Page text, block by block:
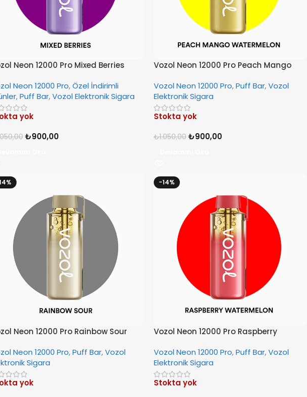
Neon 12000 Pro Mixed Berries
Neon 12000 Pro,Özel İndirimli
,Puff Bar,Vozol Elektronik Sigara
yok
₺900,00
Vozol Neon 12000 Pro Peach Mango
Vozol Neon 12000 Pro,Puff Bar,Vozol
Elektronik Sigara
Stokta yok
₺1.050,00 ₺900,00
Neon 12000 Pro Rainbow Sour
Neon 12000 Pro,Puff Bar,Vozol
Sigara
yok
-14%
Vozol Neon 12000 Pro Raspberry
Vozol Neon 12000 Pro,Puff Bar,Vozol
Elektronik Sigara
Stokta yok